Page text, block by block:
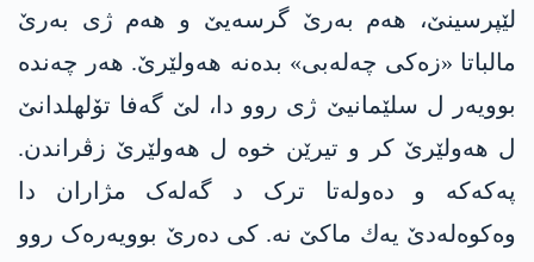
لێپرسینێ، هەم بەرێ گرسەیێ و هەم ژی به‌رێ
مالباتا «زەکی چەلەبی» بده‌نه‌ هه‌ولێرێ. هەر چەنده‌
بوویەر ل سلێمانیێ ژی روو دا، لێ گەفا تۆلهلدانێ
ل هەولێرێ كر و تیرێن خوە ل هەولێرێ زڤراندن.
په‌كه‌كه‌ و دەولەتا ترک د گەلەک مژاران دا
وەکوەلەدێ یه‌ك ماکێ نە. کی دەرێ بوویەرەک روو